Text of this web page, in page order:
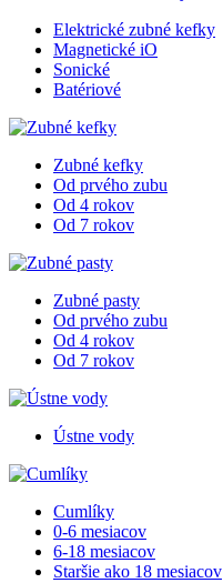
Elektrické zubné kefky
Magnetické iO
Sonické
Batériové
Zubné kefky
Od prvého zubu
Od 4 rokov
Od 7 rokov
Zubné pasty
Od prvého zubu
Od 4 rokov
Od 7 rokov
Ústne vody
Cumlíky
0-6 mesiacov
6-18 mesiacov
Staršie ako 18 mesiacov